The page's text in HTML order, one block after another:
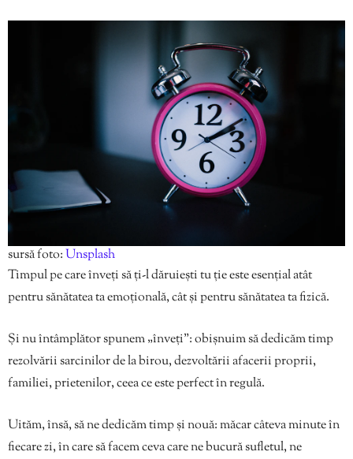
sursă foto:Unsplash
Timpul pe care înveți să ți-l dăruiești tu ție este esențial atât
pentru sănătatea ta emoțională, cât și pentru sănătatea ta fizică.
Și nu întâmplător spunem „înveți”: obișnuim să dedicăm timp
rezolvării sarcinilor de la birou, dezvoltării afacerii proprii,
familiei, prietenilor, ceea ce este perfect în regulă.
Uităm, însă, să ne dedicăm timp și nouă: măcar câteva minute în
fiecare zi, în care să facem ceva care ne bucură sufletul, ne